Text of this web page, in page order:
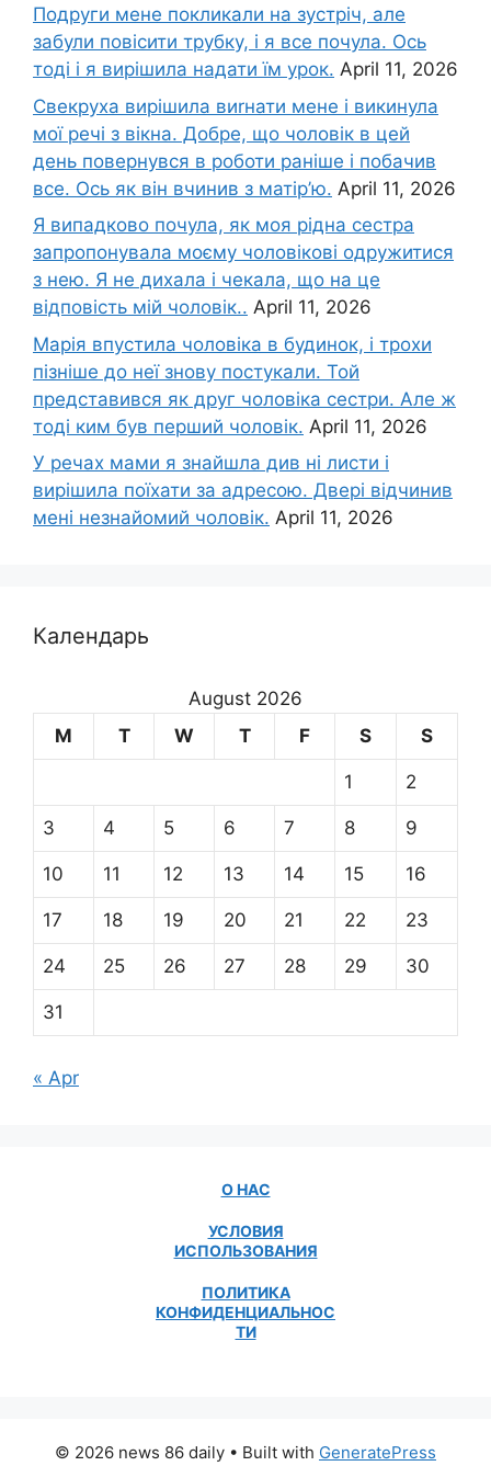
Подруги мене покликали на зустріч, але
забули повісити трубку, і я все почула. Ось
тоді і я вирішила надати їм урок. April 11, 2026
Свекруха вирішила виrнати мене і викинула
мої речі з вікна. Добре, що чоловік в цей
день повернувся в роботи раніше і побачив
все. Ось як він вчинив з матір’ю. April 11, 2026
Я випадково почула, як моя рідна сестра
запропонувала моєму чоловікові одружитися
з нею. Я не дихала і чекала, що на це
відповість мій чоловік.. April 11, 2026
Марія впустила чоловіка в будинок, і трохи
пізніше до неї знову постукали. Той
представився як друг чоловіка сестри. Але ж
тоді ким був перший чоловік. April 11, 2026
У речах мами я знайшла див ні листи і
вирішила поїхати за адресою. Двері відчинив
мені незнайомий чоловік. April 11, 2026
Календарь
August 2026
M
T W T F S S
1 2
3 4 5 6 7 8 9
10 11 12 13 14 15 16
17 18 19 20 21 22 23
24 25 26 27 28 29 30
31
« Apr
О НАС
УСЛОВИЯ
ИСПОЛЬЗОВАНИЯ
ПОЛИТИКА
КОНФИДЕНЦИАЛЬНОС
ТИ
© 2026 news 86 daily • Built with GeneratePress